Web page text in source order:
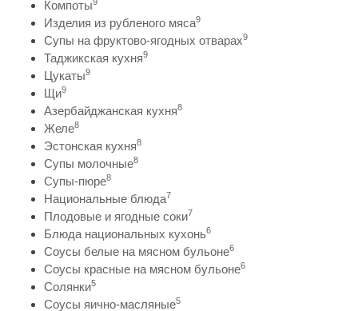
Компоты
Изделия из рубленого мяса9
Супы на фруктово-ягодных отварах9
Таджикская кухня9
Цукаты9
Щи9
Азербайджанская кухня8
Желе8
Эстонская кухня8
Супы молочные8
Супы-пюре8
Национальные блюда7
Плодовые и ягодные соки7
Блюда национальных кухонь6
Соусы белые на мясном бульоне6
Соусы красные на мясном бульоне6
Солянки5
Соусы яично-масляные5